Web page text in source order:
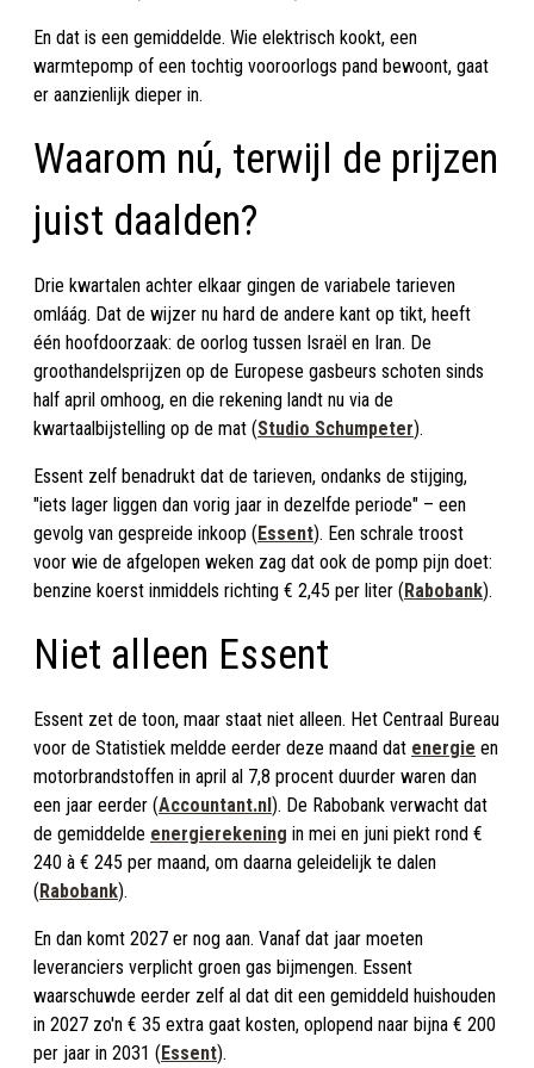
En dat is een gemiddelde. Wie elektrisch kookt, een
warmtepomp of een tochtig vooroorlogs pand bewoont, gaat
er aanzienlijk dieper in.
Waarom nú, terwijl de prijzen
juist daalden?
Drie kwartalen achter elkaar gingen de variabele tarieven
omláág. Dat de wijzer nu hard de andere kant op tikt, heeft
één hoofdoorzaak: de oorlog tussen Israël en Iran. De
groothandelsprijzen op de Europese gasbeurs schoten sinds
half april omhoog, en die rekening landt nu via de
kwartaalbijstelling op de mat (Studio Schumpeter).
Essent zelf benadrukt dat de tarieven, ondanks de stijging,
"iets lager liggen dan vorig jaar in dezelfde periode" – een
gevolg van gespreide inkoop ( Essent). Een schrale troost
voor wie de afgelopen weken zag dat ook de pomp pijn doet:
benzine koerst inmiddels richting € 2,45 per liter ( Rabobank).
Niet alleen Essent
Essent zet de toon, maar staat niet alleen. Het Centraal Bureau
voor de Statistiek meldde eerder deze maand dat energie en
motorbrandstoffen in april al 7,8 procent duurder waren dan
een jaar eerder (Accountant.nl ). De Rabobank verwacht dat
de gemiddelde energierekening in mei en juni piekt rond €
240 à € 245 per maand, om daarna geleidelijk te dalen
( Rabobank).
En dan komt 2027 er nog aan. Vanaf dat jaar moeten
leveranciers verplicht groen gas bijmengen. Essent
waarschuwde eerder zelf al dat dit een gemiddeld huishouden
in 2027 zo'n € 35 extra gaat kosten, oplopend naar bijna € 200
per jaar in 2031 ( Essent).